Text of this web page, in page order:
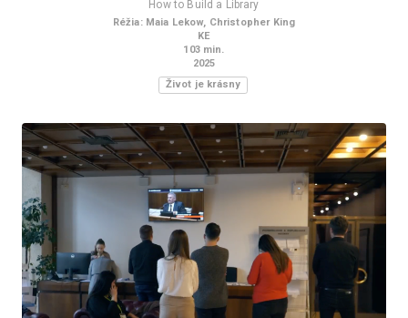
How to Build a Library
Réžia: Maia Lekow, Christopher King
KE
103 min.
2025
Život je krásny